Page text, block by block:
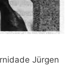
Jürgen